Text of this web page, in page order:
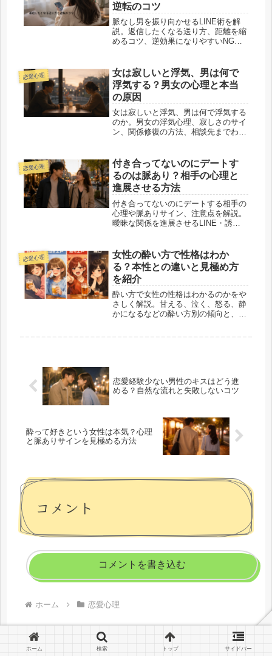
逆転のコツ
脈なし男を振り向かせるLINE術を解
説。返信したくなる送り方、距離を縮
めるコツ、逆効果になりやすいNG行
見です。
恋愛心理
女は寂しいと浮気、男は何で
浮気する？男女の心理と本当
の原因
女は寂しいと浮気、男は何で浮気する
のか。男女の浮気心理、寂しさのサイ
ン、関係修復の方法、相談先までわか
恋愛心理
付き合ってないのにデートす
るのは脈あり？相手の心理と
進展させる方法
付き合ってないのにデートする相手の
心理や脈ありサイン、注意点を解説。
曖昧な関係を進展させるLINE・誘い
恋愛心理
女性の酔い方で性格はわか
る？本性との違いと見極め方
を紹介
酔い方で女性の性格はわかるのかをや
さしく解説。甘える、泣く、怒る、静
かになるなどの酔い方別の傾向と、見
恋愛経験少ない男性のキスはどう進
める？自然な流れと失敗しないコツ
酔って好きという女性は本気？心理
と脈ありサインを見極める方法
コメント
コメントを書き込む
ホーム 恋愛心理
ホーム 検索 トップ サイドバー